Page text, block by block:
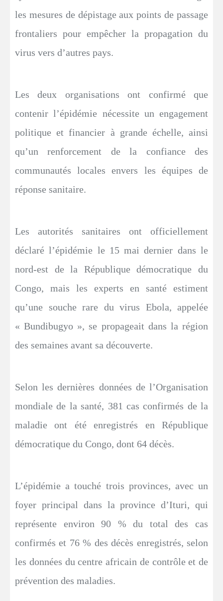
les mesures de dépistage aux points de passage
frontaliers pour empêcher la propagation du
virus vers d’autres pays.
Les deux organisations ont confirmé que
contenir l’épidémie nécessite un engagement
politique et financier à grande échelle, ainsi
qu’un renforcement de la confiance des
communautés locales envers les équipes de
réponse sanitaire.
Les autorités sanitaires ont officiellement
déclaré l’épidémie le 15 mai dernier dans le
nord-est de la République démocratique du
Congo, mais les experts en santé estiment
qu’une souche rare du virus Ebola, appelée
« Bundibugyo », se propageait dans la région
des semaines avant sa découverte.
Selon les dernières données de l’Organisation
mondiale de la santé, 381 cas confirmés de la
maladie ont été enregistrés en République
démocratique du Congo, dont 64 décès.
L’épidémie a touché trois provinces, avec un
foyer principal dans la province d’Ituri, qui
représente environ 90 % du total des cas
confirmés et 76 % des décès enregistrés, selon
les données du centre africain de contrôle et de
prévention des maladies.